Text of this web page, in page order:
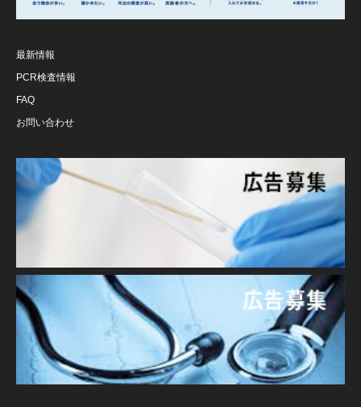
最新情報
PCR検査情報
FAQ
お問い合わせ